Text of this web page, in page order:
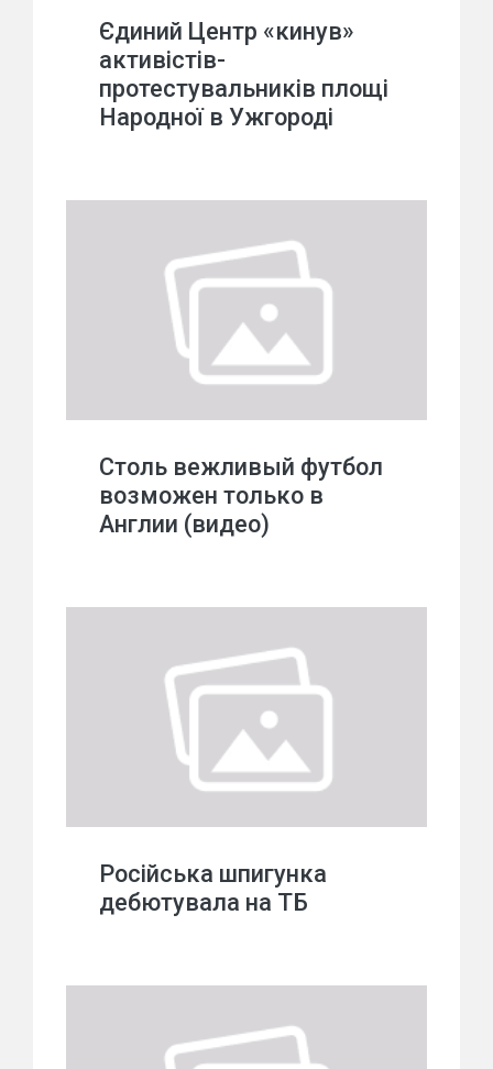
Єдиний Центр «кинув»
активістів-
протестувальників площі
Народної в Ужгороді
Столь вежливый футбол
возможен только в
Англии (видео)
Російська шпигунка
дебютувала на ТБ